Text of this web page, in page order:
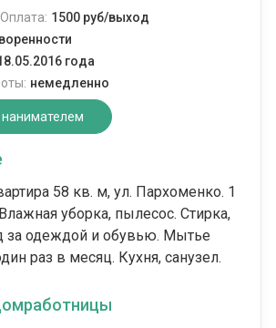
Оплата: 1500 руб/выход
года
немедленно
нанимателем
58 кв. м, ул. Пархоменко. 1
уборка, пылесос. Стирка,
за одеждой и обувью. Мытье
раз в месяц. Кухня, санузел.